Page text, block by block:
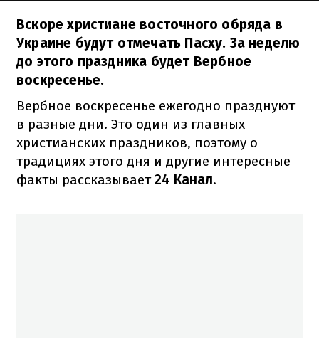
Вскоре христиане восточного обряда в
Украине будут отмечать Пасху. За неделю
до этого праздника будет Вербное
воскресенье.
Вербное воскресенье ежегодно празднуют
в разные дни. Это один из главных
христианских праздников, поэтому о
традициях этого дня и другие интересные
факты рассказывает24 Канал.